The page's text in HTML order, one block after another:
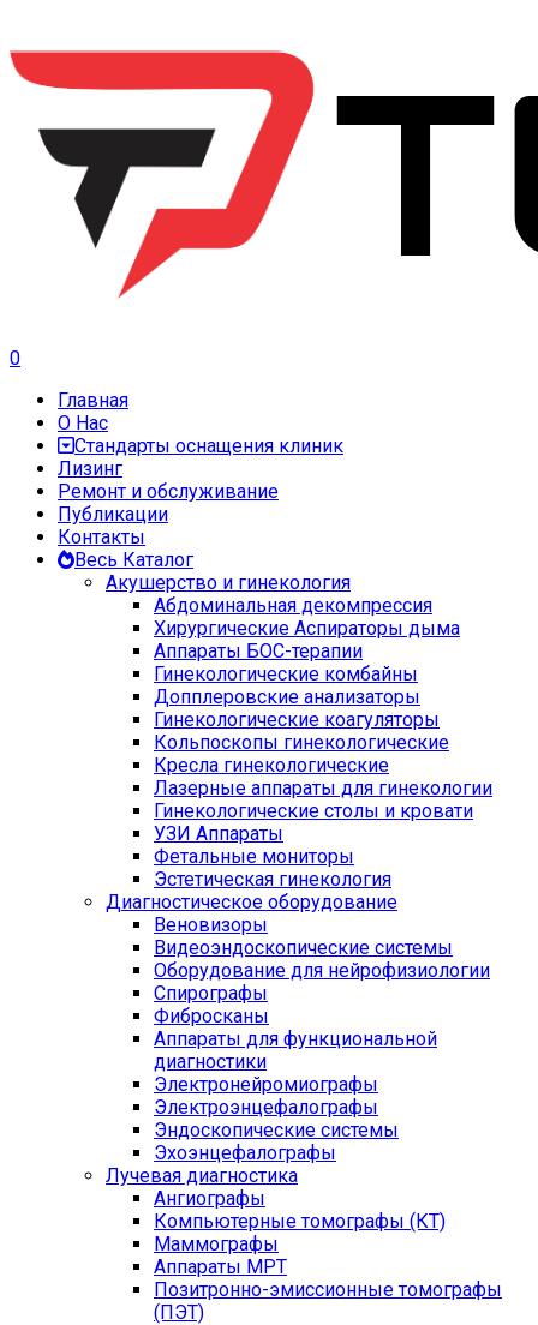
0
Главная
О Нас
Стандарты оснащения клиник
Лизинг
Ремонт и обслуживание
Публикации
Контакты
Весь Каталог
Акушерство и гинекология
Абдоминальная декомпрессия
Хирургические Аспираторы дыма
Аппараты БОС-терапии
Гинекологические комбайны
Допплеровские анализаторы
Гинекологические коагуляторы
Кольпоскопы гинекологические
Кресла гинекологические
Лазерные аппараты для гинекологии
Гинекологические столы и кровати
УЗИ Аппараты
Фетальные мониторы
Эстетическая гинекология
Диагностическое оборудование
Веновизоры
Видеоэндоскопические системы
Оборудование для нейрофизиологии
Спирографы
Фибросканы
Аппараты для функциональной
диагностики
Электронейромиографы
Электроэнцефалографы
Эндоскопические системы
Эхоэнцефалографы
Лучевая диагностика
Ангиографы
Компьютерные томографы (КТ)
Маммографы
Аппараты МРТ
Позитронно-эмиссионные томографы
(ПЭТ)